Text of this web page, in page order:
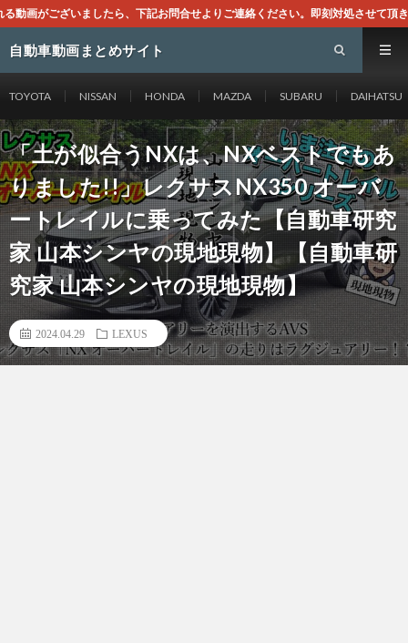
お問合せよりご連絡ください。即刻対処させて頂きます。なお、同サイト
自動車動画まとめサイト
TOYOTA NISSAN HONDA MAZDA SUBARU DAIHATSU
「土が似合うNXは、NXベストでもあ
りました!!」レクサスNX350 オーバ
ートレイルに乗ってみた【自動車研究
家 山本シンヤの現地現物】【自動車研
究家 山本シンヤの現地現物】
2024.04.29 LEXUS